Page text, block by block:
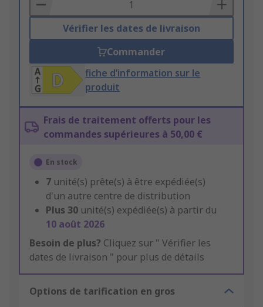
Vérifier les dates de livraison
Commander
fiche d’information sur le
produit
Frais de traitement offerts pour les
commandes supérieures à 50,00 €
En stock
7 unité(s) prête(s) à être expédiée(s)
d'un autre centre de distribution
Plus 30 unité(s) expédiée(s) à partir du
10 août 2026
Besoin de plus? Cliquez sur " Vérifier les
dates de livraison " pour plus de détails
Options de tarification en gros